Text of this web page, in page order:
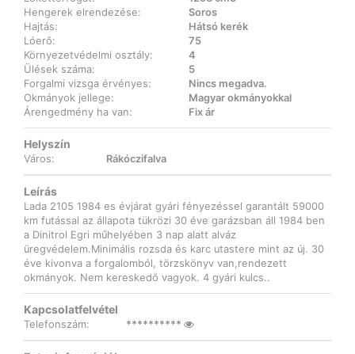
Hengerek elrendezése:
Soros
Hajtás:
Hátsó kerék
Lóerő:
75
Környezetvédelmi osztály:
4
Ülések száma:
5
Forgalmi vizsga érvényes:
Nincs megadva.
Okmányok jellege:
Magyar okmányokkal
Árengedmény ha van:
Fix ár
Helyszín
Város: Rákóczifalva
Leírás
Lada 2105 1984 es évjárat gyári fényezéssel garantált 59000
km futással az állapota tükrözi 30 éve garázsban áll 1984 ben
a Dinitrol Egri műhelyében 3 nap alatt alváz
üregvédelem.Minimális rozsda és karc utastere mint az új. 30
éve kivonva a forgalomból, törzskönyv van,rendezett
okmányok. Nem kereskedő vagyok. 4 gyári kulcs..
Kapcsolatfelvétel
Telefonszám: **********